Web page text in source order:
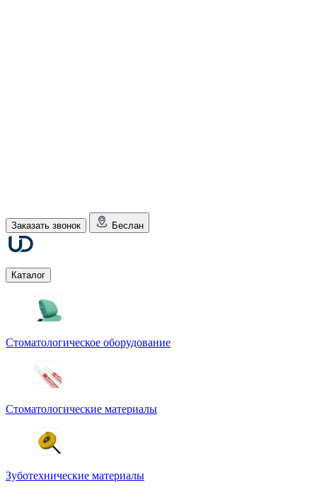
Заказать звонок Беслан
Каталог
Стоматологическое оборудование
Стоматологические материалы
Зуботехнические материалы